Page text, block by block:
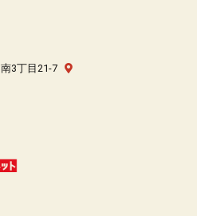
3丁目21-7